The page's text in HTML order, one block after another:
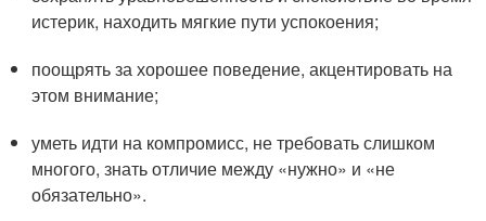
истерик, находить мягкие пути успокоения;
поощрять за хорошее поведение, акцентировать на
этом внимание;
уметь идти на компромисс, не требовать слишком
многого, знать отличие между «нужно» и «не
обязательно».